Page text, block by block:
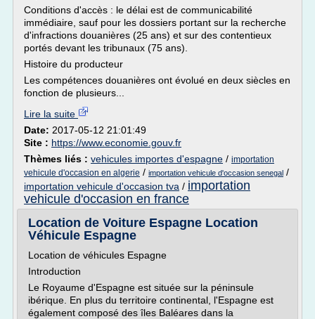
Conditions d'accès : le délai est de communicabilité
immédiaire, sauf pour les dossiers portant sur la recherche
d'infractions douanières (25 ans) et sur des contentieux
portés devant les tribunaux (75 ans).
Histoire du producteur
Les compétences douanières ont évolué en deux siècles en
fonction de plusieurs...
Lire la suite
Date: 2017-05-12 21:01:49
Site : https://www.economie.gouv.fr
Thèmes liés : vehicules importes d'espagne / importation
vehicule d'occasion en algerie / importation vehicule d'occasion senegal /
importation vehicule d'occasion tva / importation
vehicule d'occasion en france
Location de Voiture Espagne Location
Véhicule Espagne
Location de véhicules Espagne
Introduction
Le Royaume d'Espagne est située sur la péninsule
ibérique. En plus du territoire continental, l'Espagne est
également composé des îles Baléares dans la